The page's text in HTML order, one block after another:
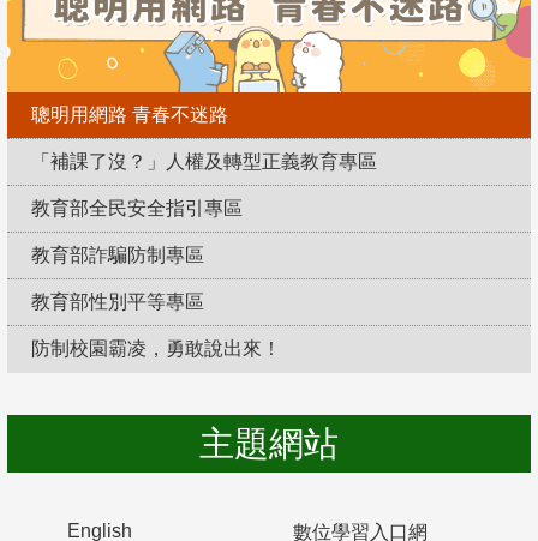
聰明用網路 青春不迷路
「補課了沒？」人權及轉型正義教育專區
教育部全民安全指引專區
教育部詐騙防制專區
教育部性別平等專區
防制校園霸凌，勇敢說出來！
主題網站
English 數位學習入口網